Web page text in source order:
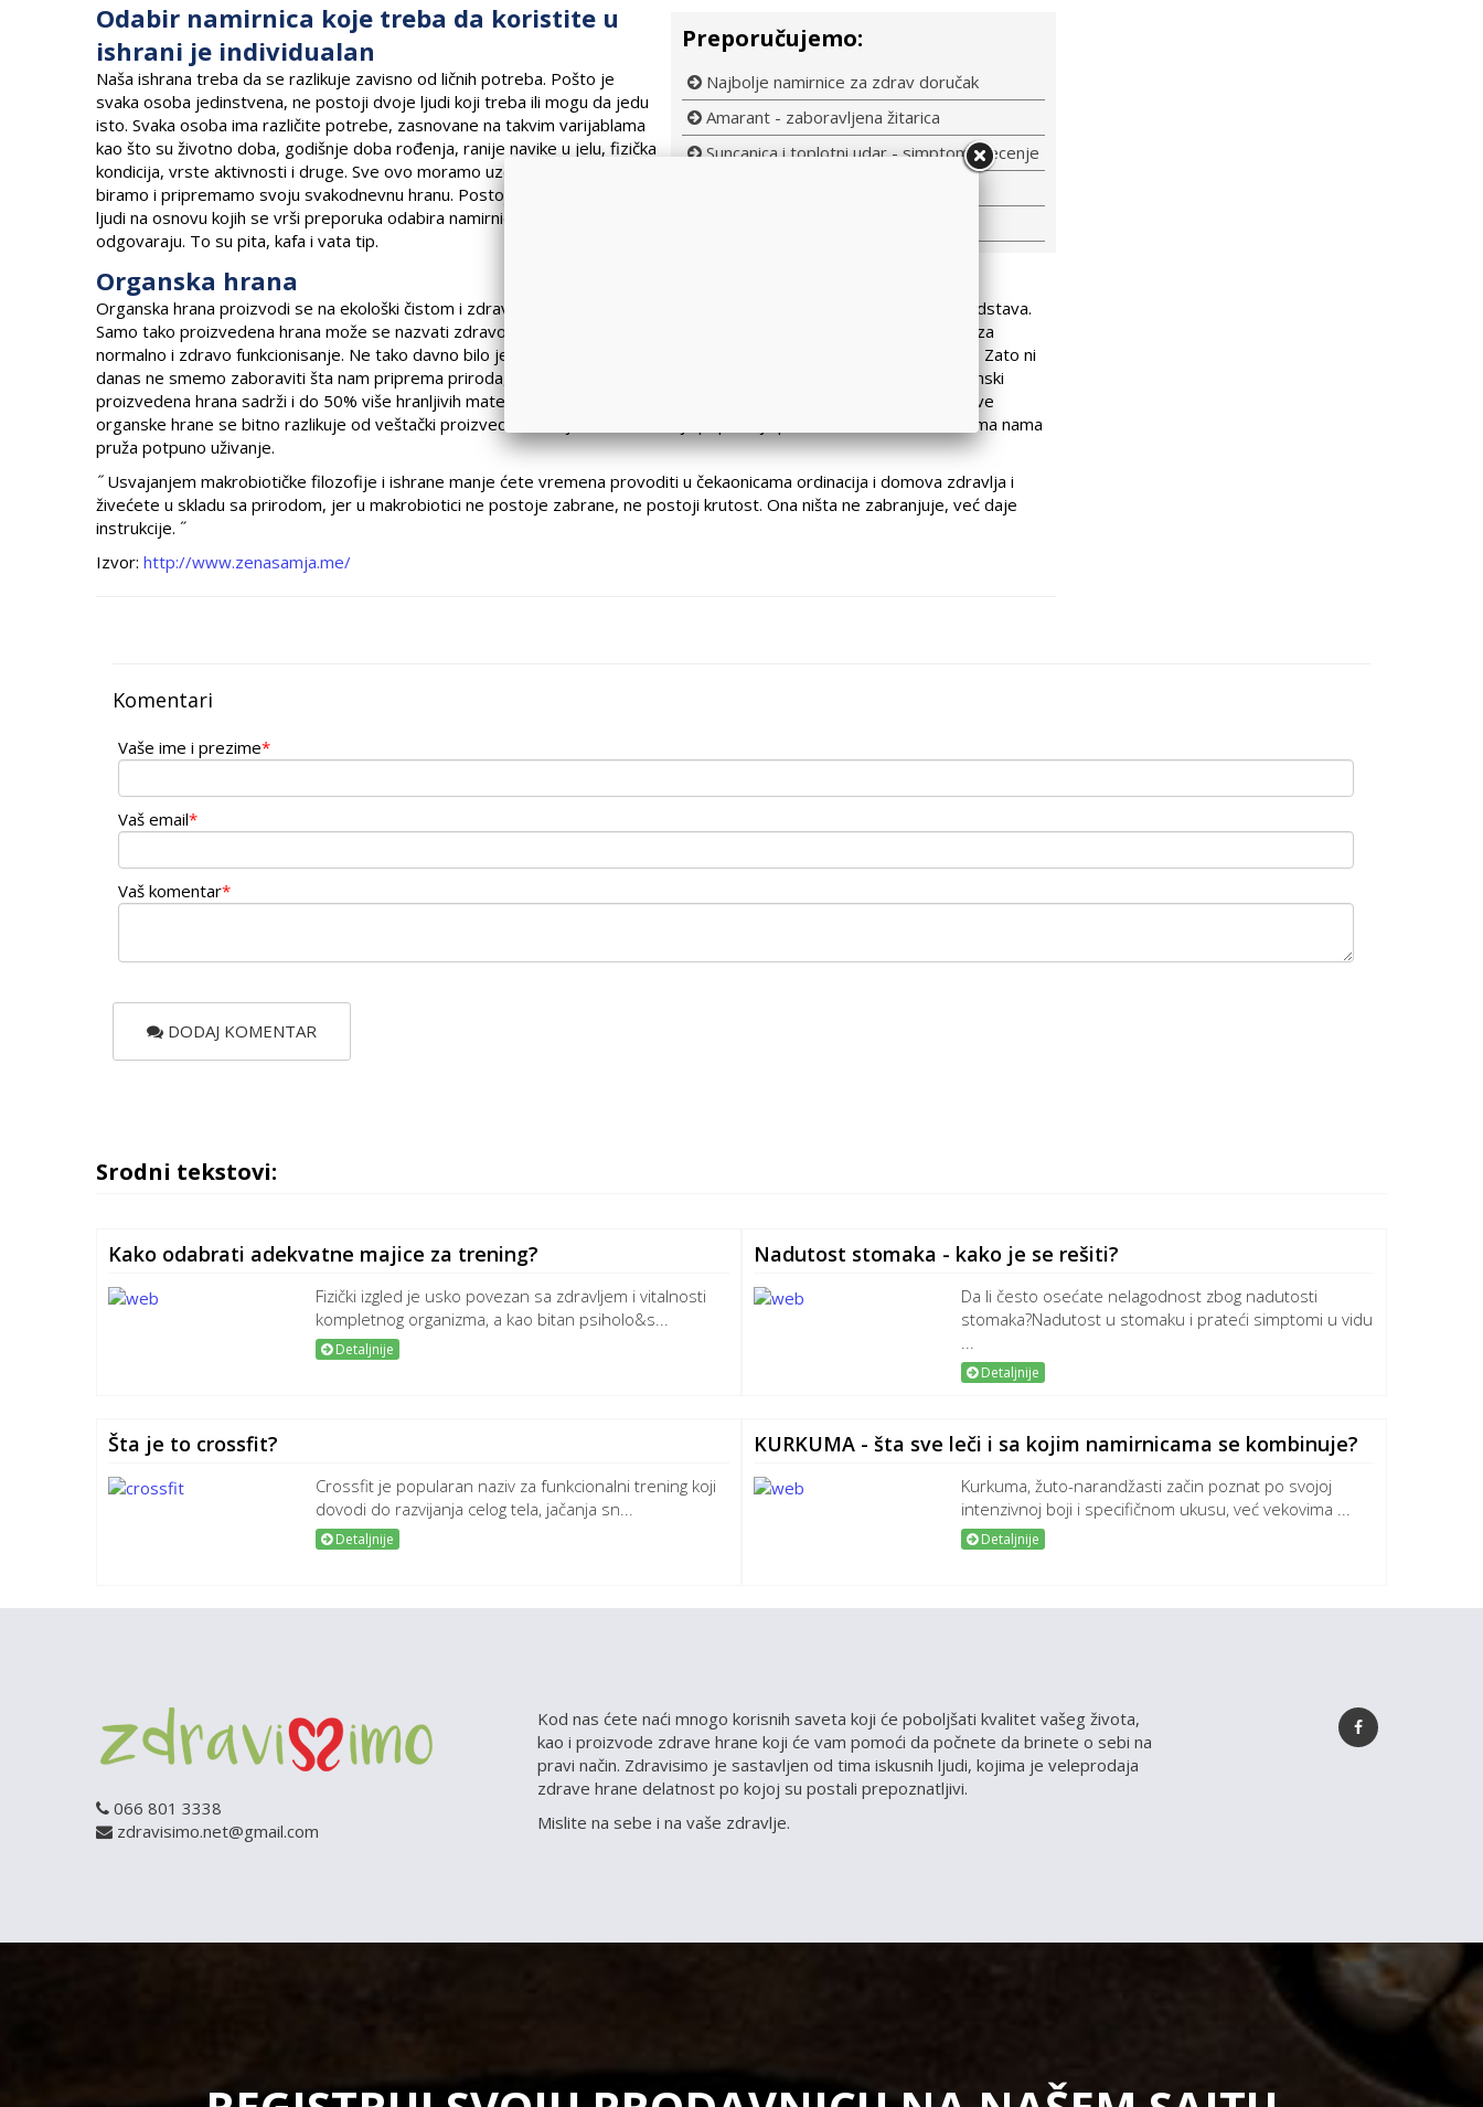
Preporučujemo:
Najbolje namirnice za zdrav doručak
Amarant - zaboravljena žitarica
Suncanica i toplotni udar - simptomi i lecenje
Odabir namirnica koje treba da koristite u
ishrani je individualan
Naša ishrana treba da se razlikuje zavisno od ličnih potreba. Pošto je
svaka osoba jedinstvena, ne postoji dvoje ljudi koji treba ili mogu da jedu
isto. Svaka osoba ima različite potrebe, zasnovane na takvim varijablama
kao što su životno doba, godišnje doba rođenja, ranije navike u jelu, fizička
kondicija, vrste aktivnosti i druge. Sve ovo moramo uzeti u obzir kada
biramo i pripremamo svoju svakodnevnu hranu. Postoje tri osnovna tipa
ljudi na osnovu kojih se vrši preporuka odabira namirnica koje im
odgovaraju. To su pita, kafa i vata tip.
Organska hrana
Organska hrana proizvodi se na ekološki čistom i zdravom zemljištu, u čistom okruženju i bez upotrebe hemijskih sredstava.
Samo tako proizvedena hrana može se nazvati zdravom hranom i pružiti nam ono što je našem organizmu potrebno za
normalno i zdravo funkcionisanje. Ne tako davno bilo je besmisleno uopšte i pričati o tome jer druge hrane nije ni bilo. Zato ni
danas ne smemo zaboraviti šta nam priprema priroda, a šta čovek u hemijskim laboratorijumima. Poznato je da organski
proizvedena hrana sadrži i do 50% više hranljivih materija, vitamina i minerala. Osim toga ukus i miris kvalitetne i zdrave
organske hrane se bitno razlikuje od veštački proizvedene, to je ono što stariju populaciju podseća na mladost, a svima nama
pruža potpuno uživanje.
˝Usvajanjem makrobiotičke filozofije i ishrane manje ćete vremena provoditi u čekaonicama ordinacija i domova zdravlja i
živećete u skladu sa prirodom, jer u makrobiotici ne postoje zabrane, ne postoji krutost. Ona ništa ne zabranjuje, već daje
instrukcije. ˝
Izvor: http://www.zenasamja.me/
Komentari
Vaše ime i prezime*
Vaš email*
Vaš komentar*
DODAJ KOMENTAR
Srodni tekstovi:
Kako odabrati adekvatne majice za trening?
Fizički izgled je usko povezan sa zdravljem i vitalnosti
kompletnog organizma, a kao bitan psiholo&s...
Detaljnije
Nadutost stomaka - kako je se rešiti?
Da li često osećate nelagodnost zbog nadutosti
stomaka?Nadutost u stomaku i prateći simptomi u vidu
...
Detaljnije
Šta je to crossfit?
Crossfit je popularan naziv za funkcionalni trening koji
dovodi do razvijanja celog tela, jačanja sn...
Detaljnije
KURKUMA - šta sve leči i sa kojim namirnicama se kombinuje?
Kurkuma, žuto-narandžasti začin poznat po svojoj
intenzivnoj boji i specifičnom ukusu, već vekovima ...
Detaljnije
066 801 3338
zdravisimo.net@gmail.com
Kod nas ćete naći mnogo korisnih saveta koji će poboljšati kvalitet vašeg života,
kao i proizvode zdrave hrane koji će vam pomoći da počnete da brinete o sebi na
pravi način. Zdravisimo je sastavljen od tima iskusnih ljudi, kojima je veleprodaja
zdrave hrane delatnost po kojoj su postali prepoznatljivi.
Mislite na sebe i na vaše zdravlje.